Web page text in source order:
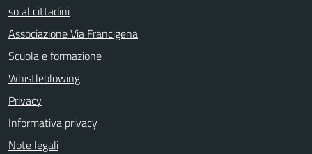
so al cittadini
Associazione Via Francigena
Scuola e formazione
Whistleblowing
Privacy
Informativa privacy
Note legali